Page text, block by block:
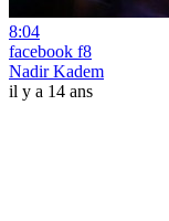
8:04
facebook f8
Nadir Kadem
il y a 14 ans